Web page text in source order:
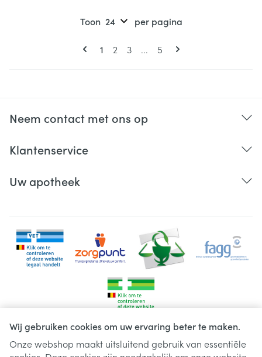
Wij gebruiken cookies om uw ervaring beter te maken.
Onze webshop maakt uitsluitend gebruik van essentiële
Pagina's
U lees momenteel pagina
1 Pagina
2 Pagina
3 ... Pagina
5
Toon per pagina
Neem contact met ons op
Klantenservice
Uw apotheek